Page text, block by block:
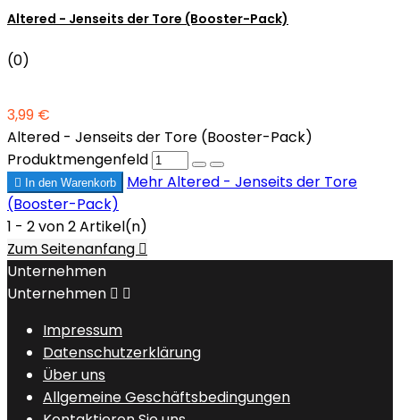
Altered - Jenseits der Tore (Booster-Pack)
(0)
3,99 €
Altered - Jenseits der Tore (Booster-Pack)
Produktmengenfeld
 In den Warenkorb MehrAltered - Jenseits der Tore
(Booster-Pack)
1 - 2 von 2 Artikel(n)
Zum Seitenanfang 
Unternehmen
Unternehmen  
Impressum
Datenschutzerklärung
Über uns
Allgemeine Geschäftsbedingungen